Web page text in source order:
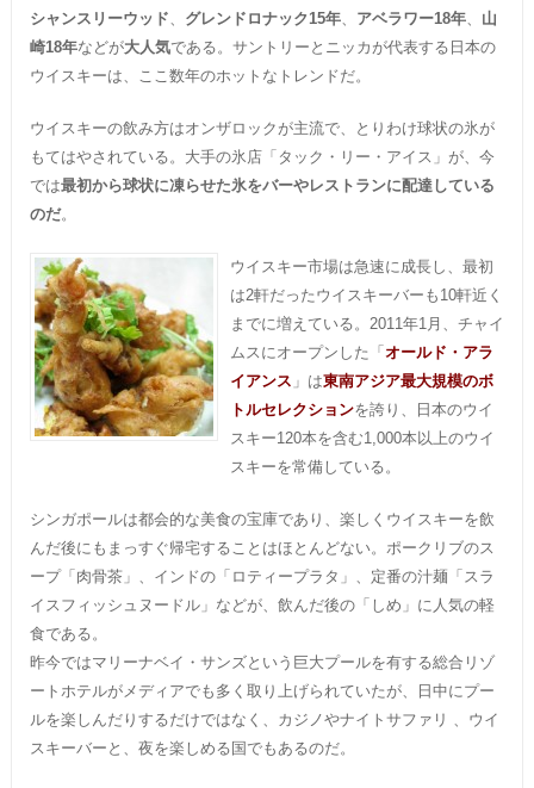
シャンスリーウッド
グレンドロナック15年、 アベラワー18年、 山
崎18年などが大人気である。サントリーとニッカが代表する日本の
ウイスキーは、ここ数年のホットなトレンドだ。
ウイスキーの飲み方はオンザロックが主流で、とりわけ球状の氷が
もてはやされている。大手の氷店「タック・リー・アイス」が、今
では最初から球状に凍らせた氷をバーやレストランに配達している
のだ。
ウイスキー市場は急速に成長し、最初
は2軒だったウイスキーバーも10軒近く
までに増えている。2011年1月、チャイ
ムスにオープンした「 オールド・アラ
イアンス 」は東南アジア最大規模のボ
トルセレクションを誇り、日本のウイ
スキー120本を含む1,000本以上のウイ
スキーを常備している。
シンガポールは都会的な美食の宝庫であり、楽しくウイスキーを飲
んだ後にもまっすぐ帰宅することはほとんどない。ポークリブのス
ープ「肉骨茶」、インドの「ロティープラタ」、定番の汁麺「スラ
イスフィッシュヌードル」などが、飲んだ後の「しめ」に人気の軽
食である。
昨今ではマリーナベイ・サンズという巨大プールを有する総合リゾ
ートホテルがメディアでも多く取り上げられていたが、日中にプー
ルを楽しんだりするだけではなく、カジノやナイトサファリ 、ウイ
スキーバーと、夜を楽しめる国でもあるのだ。